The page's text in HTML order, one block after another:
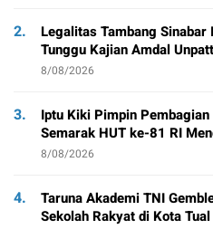
2.
Legalitas Tambang
Tunggu Kajian Amdal
8/08/2026
3.
Iptu Kiki Pimpin
Semarak HUT ke-81 RI
8/08/2026
4.
Taruna Akademi TNI
Sekolah Rakyat di Kota Tual